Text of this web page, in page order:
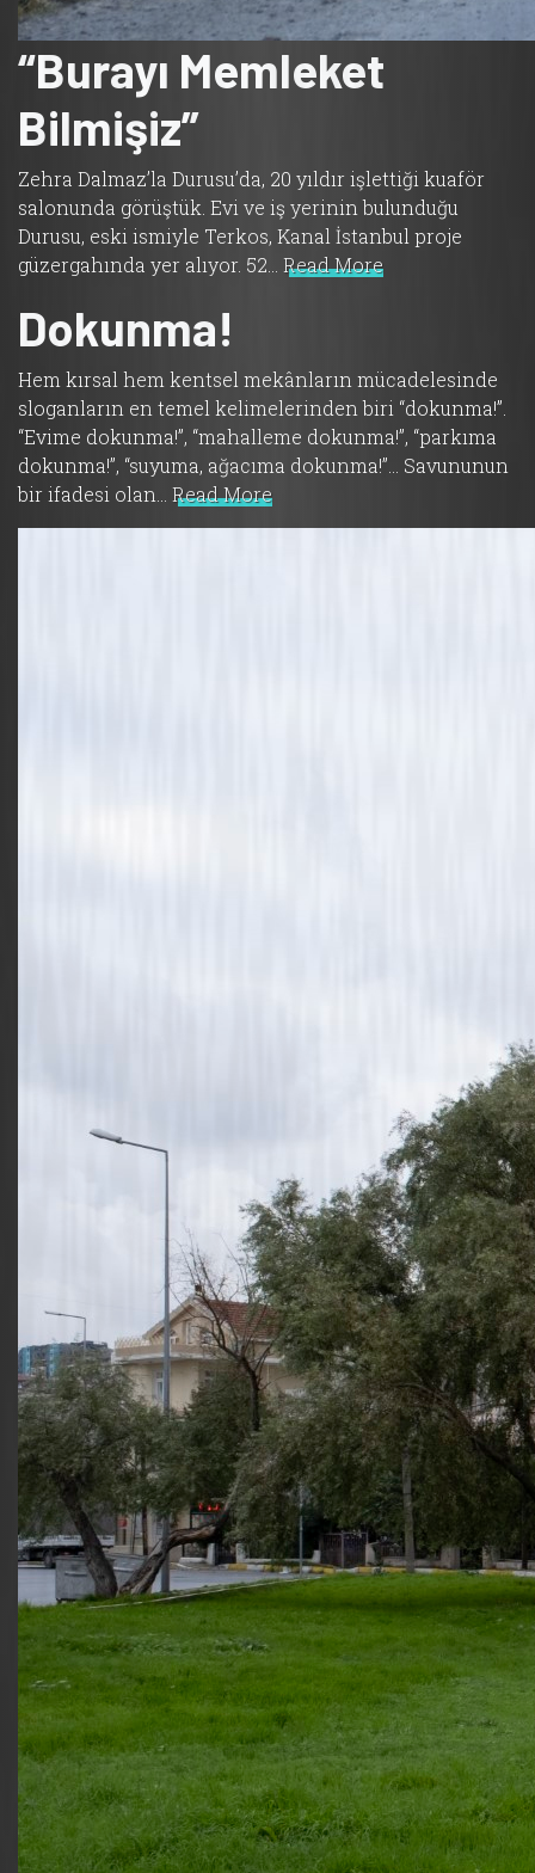
“Burayı Memleket
Bilmişiz”
Zehra Dalmaz’la Durusu’da, 20 yıldır işlettiği kuaför
salonunda görüştük. Evi ve iş yerinin bulunduğu
Durusu, eski ismiyle Terkos, Kanal İstanbul proje
güzergahında yer alıyor. 52… Read More
Dokunma!
Hem kırsal hem kentsel mekânların mücadelesinde
sloganların en temel kelimelerinden biri “dokunma!”.
“Evime dokunma!”, “mahalleme dokunma!”, “parkıma
dokunma!”, “suyuma, ağacıma dokunma!”… Savununun
bir ifadesi olan… Read More